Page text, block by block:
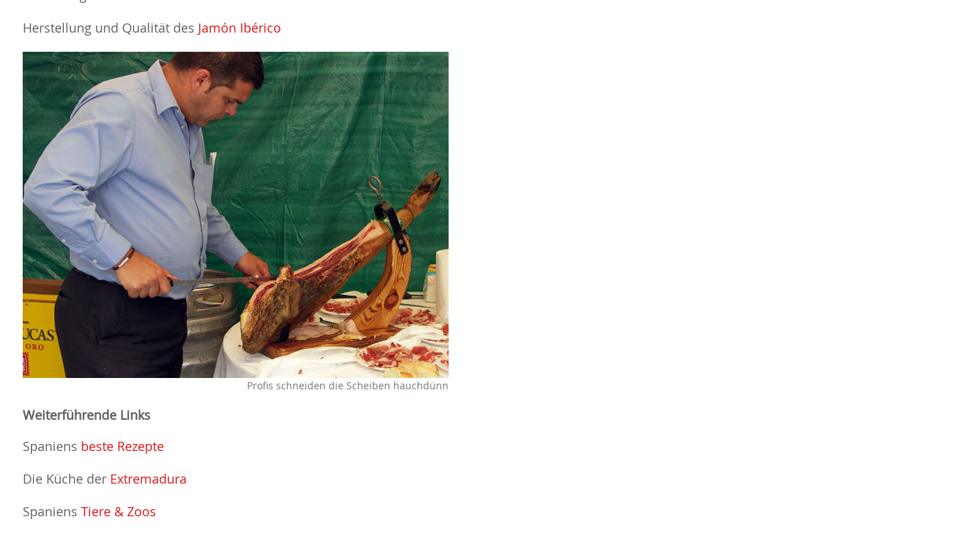
Herstellung und Qualität des Jamón Ibérico
Profis schneiden die Scheiben hauchdünn
Weiterführende Links
Spaniens beste Rezepte
Die Küche der Extremadura
Spaniens Tiere & Zoos